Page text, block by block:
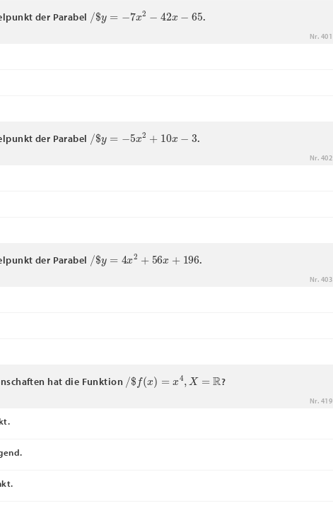
der Parabel /$y x2 − x− .
Nr. 401
der Parabel /$y x2 + x − .
Nr. 402
der Parabel /$y x + 56x+ 196 .
Nr. 403
hat die Funktion /$ (x = X =R ?
Nr. 419